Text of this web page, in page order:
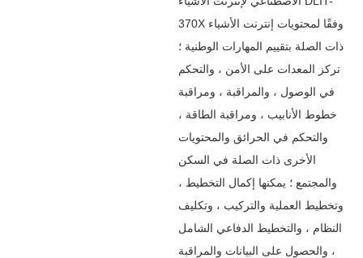
370X وفقًا لمحتويات إنترنت الأشياء
ذات الصلة بتقييم المهارات الوطنية ؛
تركز المعدات على الأمن ، والتحكم
في الوصول ، والمراقبة ، ومراقبة
خطوط الأنابيب ، ومراقبة الطاقة ،
والتحكم في الحرائق والمحتويات
الأخرى ذات الصلة في السكن
والمجتمع ؛ يمكنها إكمال التخطيط ،
وتخطيط العملية والتركيب ، وتكليف
النظام ، والتخطيط الدفاعي الشامل
، والحصول على البيانات والمراقبة